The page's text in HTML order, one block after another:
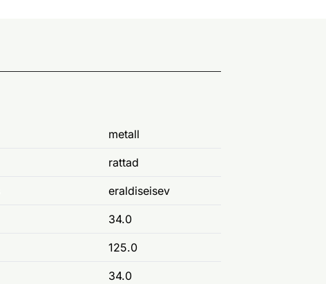
metall
rattad
eraldiseisev
34.0
125.0
34.0